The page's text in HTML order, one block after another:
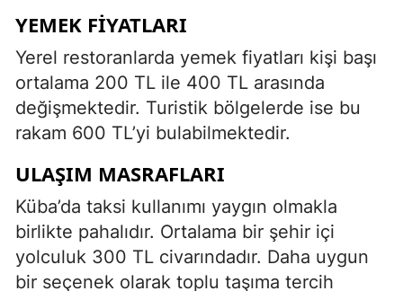
YEMEK FIYATLARI
Yerel restoranlarda yemek fiyatları kişi başı
ortalama 200 TL ile 400 TL arasında
değişmektedir. Turistik bölgelerde ise bu
rakam 600 TL’yi bulabilmektedir.
ULAŞIM MASRAFLARI
Küba’da taksi kullanımı yaygın olmakla
birlikte pahalıdır. Ortalama bir şehir içi
yolculuk 300 TL civarındadır. Daha uygun
bir seçenek olarak toplu taşıma tercih